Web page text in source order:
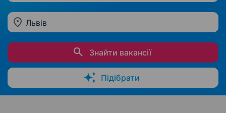
Львів
Знайти вакансії
Підібрати